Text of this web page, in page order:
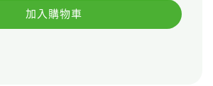
加入購物車